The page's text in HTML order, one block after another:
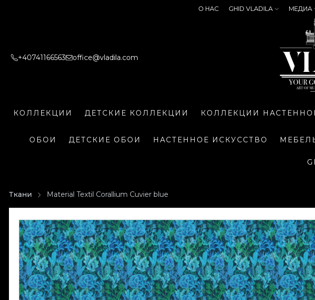
О НАС GHID VLADILA МЕДИА
+40741166563 office@vladila.com
КОЛЛЕКЦИИ ДЕТСКИЕ КОЛЛЕКЦИИ КОЛЛЕКЦИИ
ОБОИ ДЕТСКИЕ ОБОИ НАСТЕННОЕ ИСКУССТВО
Ткани Material Textil Corallium Cuvier blue